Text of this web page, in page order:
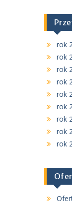
rok
rok
rok
rok
rok
rok
rok
rok
rok